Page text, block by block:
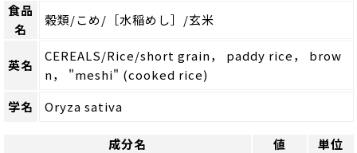
食品
名
穀類/こめ/［水稲めし］/玄米
英名
CEREALS/Rice/short grain， paddy rice， brow
n， "meshi" (cooked rice)
学名
Oryza sativa
成分名 値
単位